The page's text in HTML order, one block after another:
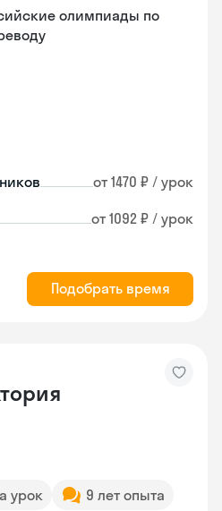
олимпиады по
от 1470 ₽ / урок
от 1092 ₽ / урок
Подобрать время
урок 9 лет опыта